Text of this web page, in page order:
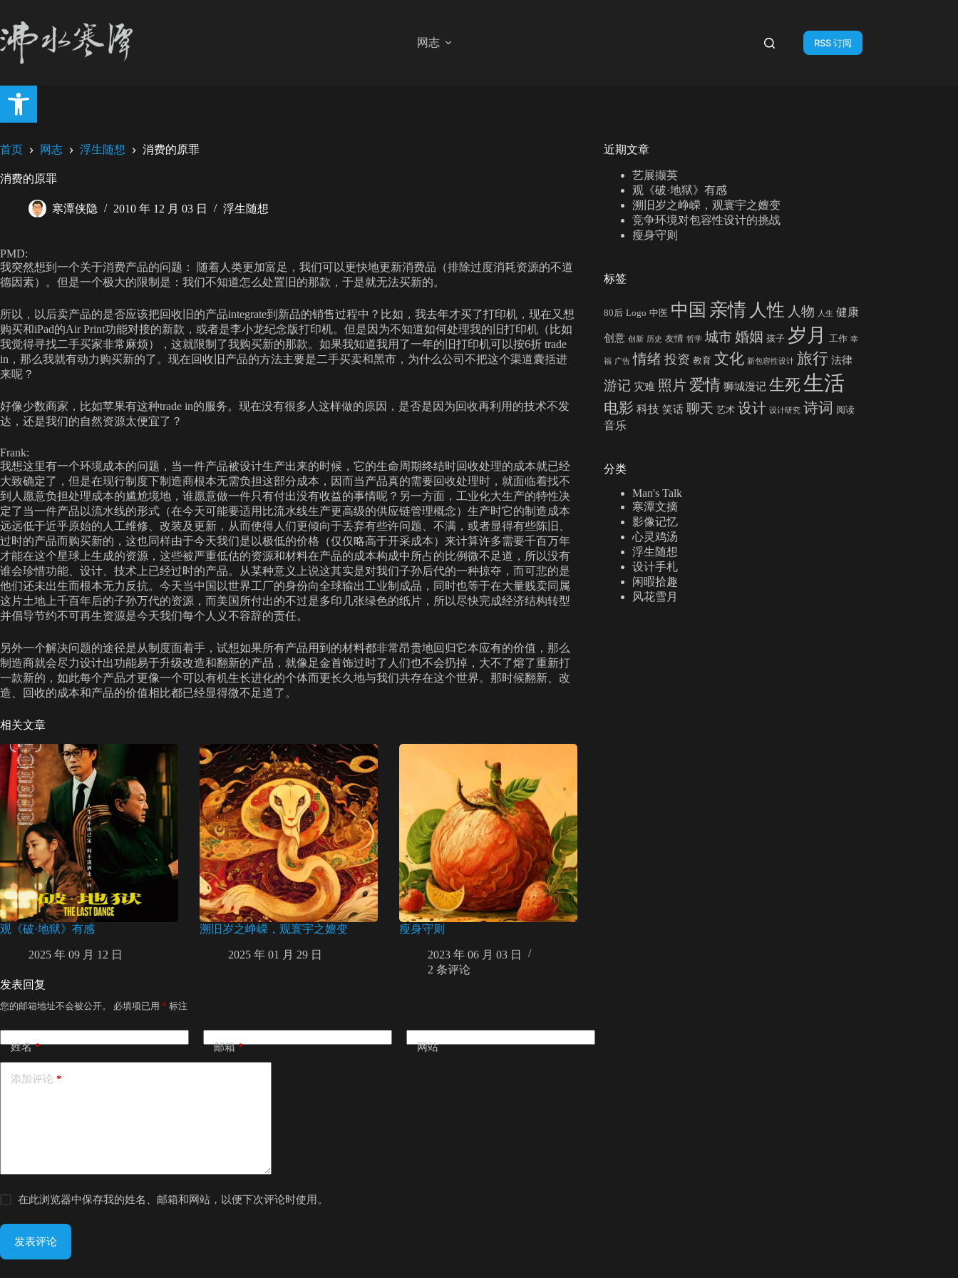
打开工具栏
内
容
网志 RSS 订阅
首页 网志 浮生随想 消费的原罪
消费的原罪
寒潭侠隐 2010 年 12 月 03 日 浮生随想
PMD:
我突然想到一个关于消费产品的问题： 随着人类更加富足，我们可以更快地更新消费品（排除过度消耗资源的不道
德因素）。但是一个极大的限制是：我们不知道怎么处置旧的那款，于是就无法买新的。
所以，以后卖产品的是否应该把回收旧的产品integrate到新品的销售过程中？比如，我去年才买了打印机，现在又想
购买和iPad的Air Print功能对接的新款，或者是李小龙纪念版打印机。但是因为不知道如何处理我的旧打印机（比如
我觉得寻找二手买家非常麻烦），这就限制了我购买新的那款。如果我知道我用了一年的旧打印机可以按6折 trade
in，那么我就有动力购买新的了。现在回收旧产品的方法主要是二手买卖和黑市，为什么公司不把这个渠道囊括进
来呢？
好像少数商家，比如苹果有这种trade in的服务。现在没有很多人这样做的原因，是否是因为回收再利用的技术不发
达，还是我们的自然资源太便宜了？
Frank:
我想这里有一个环境成本的问题，当一件产品被设计生产出来的时候，它的生命周期终结时回收处理的成本就已经
大致确定了，但是在现行制度下制造商根本无需负担这部分成本，因而当产品真的需要回收处理时，就面临着找不
到人愿意负担处理成本的尴尬境地，谁愿意做一件只有付出没有收益的事情呢？另一方面，工业化大生产的特性决
定了当一件产品以流水线的形式（在今天可能要适用比流水线生产更高级的供应链管理概念）生产时它的制造成本
远远低于近乎原始的人工维修、改装及更新，从而使得人们更倾向于丢弃有些许问题、不满，或者显得有些陈旧、
过时的产品而购买新的，这也同样由于今天我们是以极低的价格（仅仅略高于开采成本）来计算许多需要千百万年
才能在这个星球上生成的资源，这些被严重低估的资源和材料在产品的成本构成中所占的比例微不足道，所以没有
谁会珍惜功能、设计、技术上已经过时的产品。从某种意义上说这其实是对我们子孙后代的一种掠夺，而可悲的是
他们还未出生而根本无力反抗。今天当中国以世界工厂的身份向全球输出工业制成品，同时也等于在大量贱卖同属
这片土地上千百年后的子孙万代的资源，而美国所付出的不过是多印几张绿色的纸片，所以尽快完成经济结构转型
并倡导节约不可再生资源是今天我们每个人义不容辞的责任。
另外一个解决问题的途径是从制度面着手，试想如果所有产品用到的材料都非常昂贵地回归它本应有的价值，那么
制造商就会尽力设计出功能易于升级改造和翻新的产品，就像足金首饰过时了人们也不会扔掉，大不了熔了重新打
一款新的，如此每个产品才更像一个可以有机生长进化的个体而更长久地与我们共存在这个世界。那时候翻新、改
造、回收的成本和产品的价值相比都已经显得微不足道了。
相关文章
观《破·地狱》有感
2025 年 09 月 12 日
溯旧岁之峥嵘，观寰宇之嬗变
2025 年 01 月 29 日
瘦身守则
2023 年 06 月 03 日
2 条评论
发表回复
您的邮箱地址不会被公开。 必填项已用 * 标注
姓名* 邮箱* 网站
添加评论 *
在此浏览器中保存我的姓名、邮箱和网站，以便下次评论时使用。
发表评论
近期文章
艺展撷英
观《破·地狱》有感
溯旧岁之峥嵘，观寰宇之嬗变
竞争环境对包容性设计的挑战
瘦身守则
标签
80后 Logo 中医 中国 亲情 人性 人物 人生 健康
创意 创新 历史 友情 哲学 城市 婚姻 孩子 岁月 工作 幸
福 广告 情绪 投资 教育 文化 新包容性设计 旅行 法律
游记 灾难 照片 爱情 狮城漫记 生死生活
电影 科技 笑话 聊天 艺术 设计 设计研究 诗词 阅读
音乐
分类
Man's Talk
寒潭文摘
影像记忆
心灵鸡汤
浮生随想
设计手札
闲暇拾趣
风花雪月